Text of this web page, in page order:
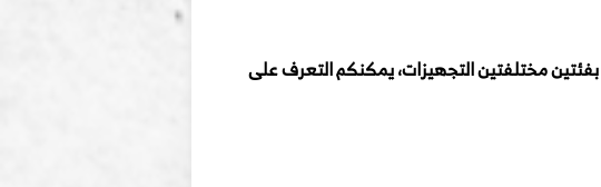
بفئتين مختلفتين التجهيزات، يمكنكم التعرف على